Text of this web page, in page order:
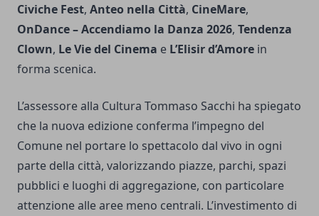
Civiche Fest, Anteo nella Città, CineMare,
OnDance – Accendiamo la Danza 2026, Tendenza
Clown, Le Vie del Cinema e L’Elisir d’Amore in
forma scenica.
L’assessore alla Cultura Tommaso Sacchi ha spiegato
che la nuova edizione conferma l’impegno del
Comune nel portare lo spettacolo dal vivo in ogni
parte della città, valorizzando piazze, parchi, spazi
pubblici e luoghi di aggregazione, con particolare
attenzione alle aree meno centrali. L’investimento di